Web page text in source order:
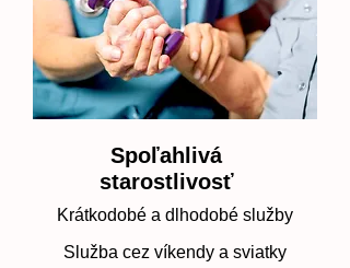
Spoľahlivá
starostlivosť
Krátkodobé a dlhodobé služby
Služba cez víkendy a sviatky